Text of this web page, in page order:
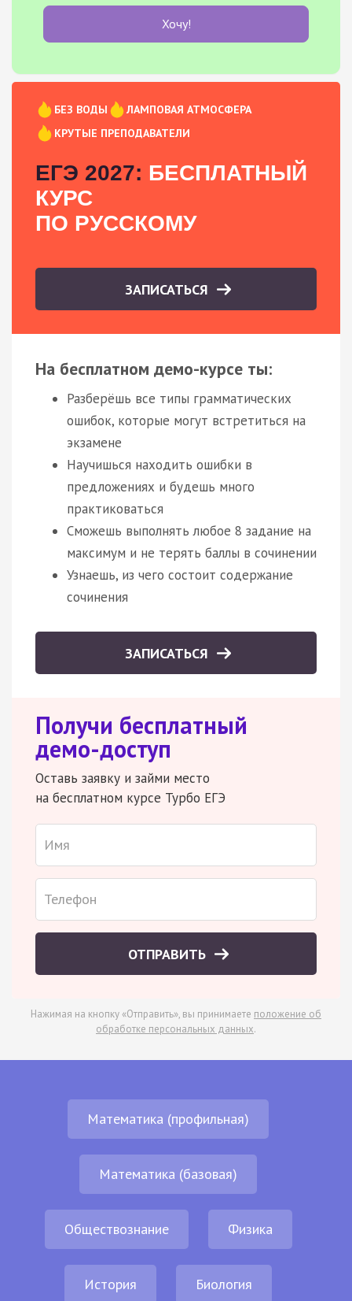
Хочу!
БЕЗ ВОДЫ
ЛАМПОВАЯ АТМОСФЕРА
КРУТЫЕ ПРЕПОДАВАТЕЛИ
ЕГЭ 2027: БЕСПЛАТНЫЙ
КУРС
ПО РУССКОМУ
ЗАПИСАТЬСЯ
На бесплатном демо-курсе ты:
Разберёшь все типы грамматических
ошибок, которые могут встретиться на
экзамене
Научишься находить ошибки в
предложениях и будешь много
практиковаться
Сможешь выполнять любое 8 задание на
максимум и не терять баллы в сочинении
Узнаешь, из чего состоит содержание
сочинения
ЗАПИСАТЬСЯ
Получи бесплатный
демо-доступ
Оставь заявку и займи место
на бесплатном курсе Турбо ЕГЭ
ОТПРАВИТЬ
Нажимая на кнопку «Отправить», вы принимаете положение об
обработке персональных данных.
Математика (профильная)
Математика (базовая)
Обществознание Физика
История Биология